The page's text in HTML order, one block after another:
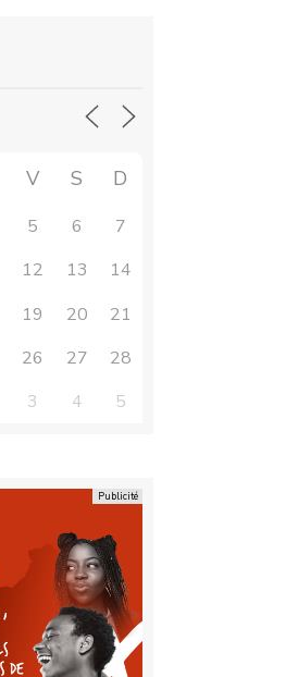
V S D
5 6
7
12 13
14
19 20
21
26 27
28
3 4 5